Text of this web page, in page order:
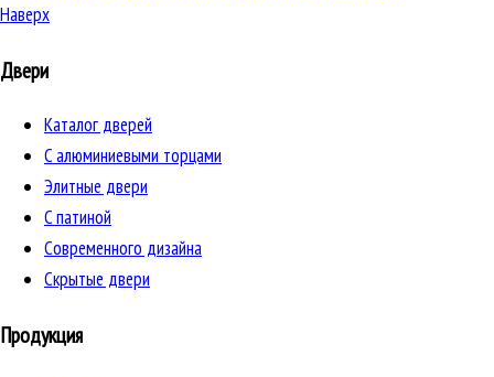
Наверх
Двери
Каталог дверей
C алюминиевыми торцами
Элитные двери
C патиной
Cовременного дизайна
Скрытые двери
Продукция